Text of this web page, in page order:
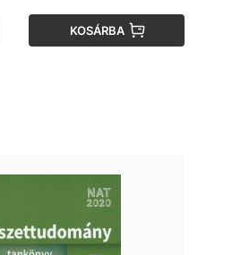
KOSÁRBA